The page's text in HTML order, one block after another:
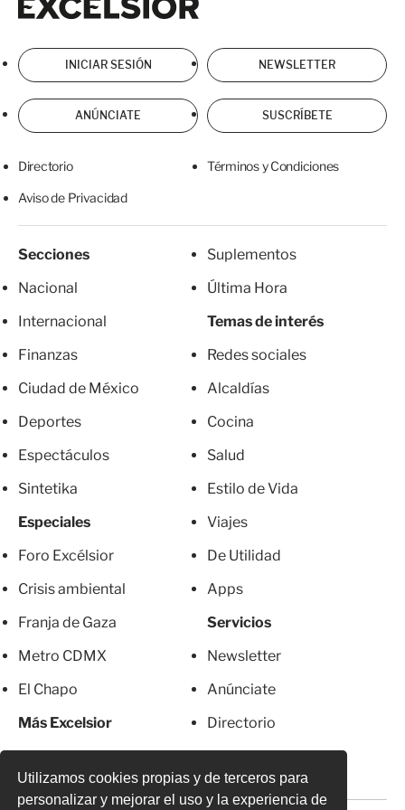
Utilizamos cookies propias y de terceros para
personalizar y mejorar el uso y la experiencia de
INICIAR SESIÓN NEWSLETTER
ANÚNCIATE SUSCRÍBETE
Directorio Términos y Condiciones
Aviso de Privacidad
Secciones
Nacional
Internacional
Finanzas
Ciudad de México
Deportes
Espectáculos
Sintetika
Especiales
Foro Excélsior
Crisis ambiental
Franja de Gaza
Metro CDMX
El Chapo
Más Excelsior
Mujeres
Suplementos
Última Hora
Temas de interés
Redes sociales
Alcaldías
Cocina
Salud
Estilo de Vida
Viajes
De Utilidad
Apps
Servicios
Newsletter
Anúnciate
Directorio
Suscripciones